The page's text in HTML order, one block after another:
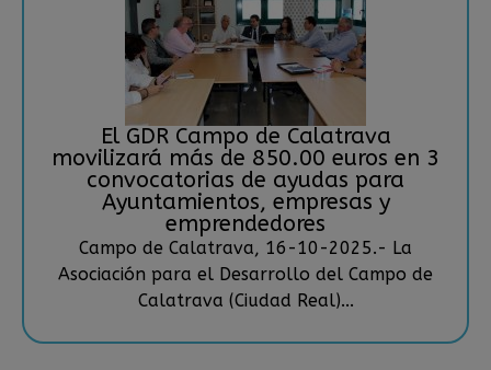
El GDR Campo de Calatrava
movilizará más de 850.00 euros en 3
convocatorias de ayudas para
Ayuntamientos, empresas y
emprendedores
Campo de Calatrava, 16-10-2025.- La
Asociación para el Desarrollo del Campo de
Calatrava (Ciudad Real)...